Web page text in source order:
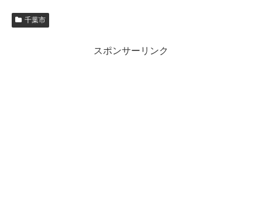
千葉市
スポンサーリンク